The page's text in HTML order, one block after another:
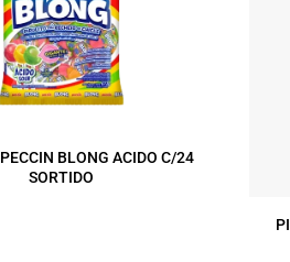
BLONG ACIDO C/24
SORTIDO